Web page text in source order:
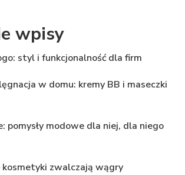
wpisy
styl i funkcjonalność dla firm
w domu: kremy BB i maseczki
pomysły modowe dla niej, dla niego
kosmetyki zwalczają wągry